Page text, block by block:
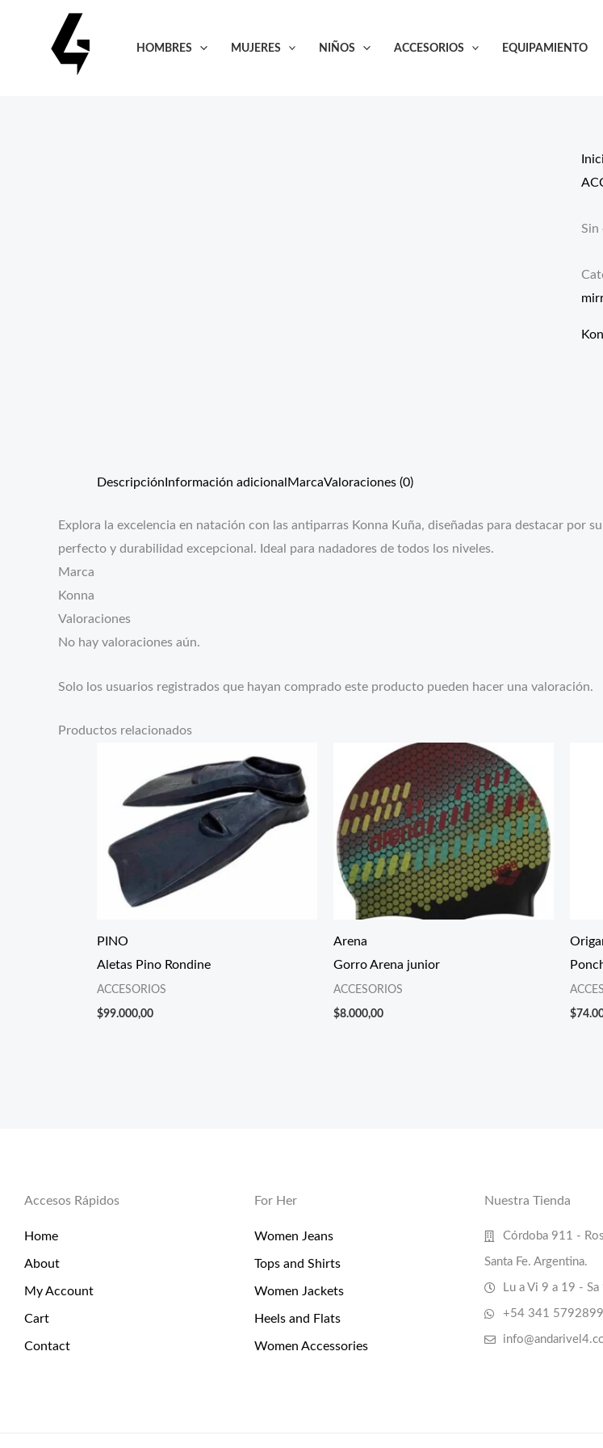
contenido
HOMBRES MUJERES NIÑOS ACCESORIOS EQUIPAMIENTO
Sin
Descripción Información adicional MarcaValoraciones (0)
Explora la excelencia en natación con las antiparras Konna Kuña, diseñadas para destacar por
perfecto y durabilidad excepcional. Ideal para nadadores de todos los niveles.
Marca
Konna
Valoraciones
No hay valoraciones aún.
Solo los usuarios registrados que hayan comprado este producto pueden hacer una valoración.
Productos relacionados
PINO
Aletas Pino Rondine
ACCESORIOS
$99.000,00
Arena
Gorro Arena junior
ACCESORIOS
$8.000,00 $
Accesos Rápidos
Home
About
My Account
Cart
Contact
For Her
Women Jeans
Tops and Shirts
Women Jackets
Heels and Flats
Women Accessories
Nuestra Tienda
Córdoba 911 -
Santa Fe. Argentina.
Lu a Vi 9 a 19 - Sa
+54 341 5792899